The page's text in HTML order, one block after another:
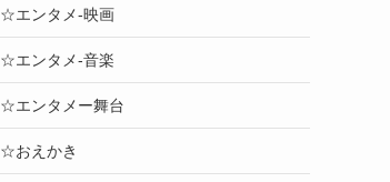
☆エンタメ-映画
☆エンタメ-音楽
☆エンタメー舞台
☆おえかき